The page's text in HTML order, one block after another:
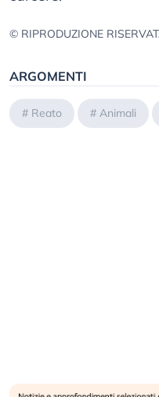
© RIPRODUZIONE
ARGOMENTI
# Reato # Animali